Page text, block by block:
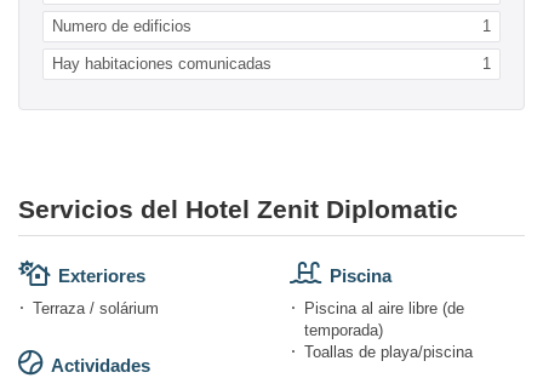
Numero de edificios 1
Hay habitaciones comunicadas 1
Servicios del Hotel Zenit Diplomatic
Exteriores
Terraza / solárium
Actividades
Piscina
Piscina al aire libre (de
temporada)
Toallas de playa/piscina